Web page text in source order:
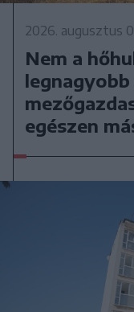
2026. augusztus
Nem a
egészen